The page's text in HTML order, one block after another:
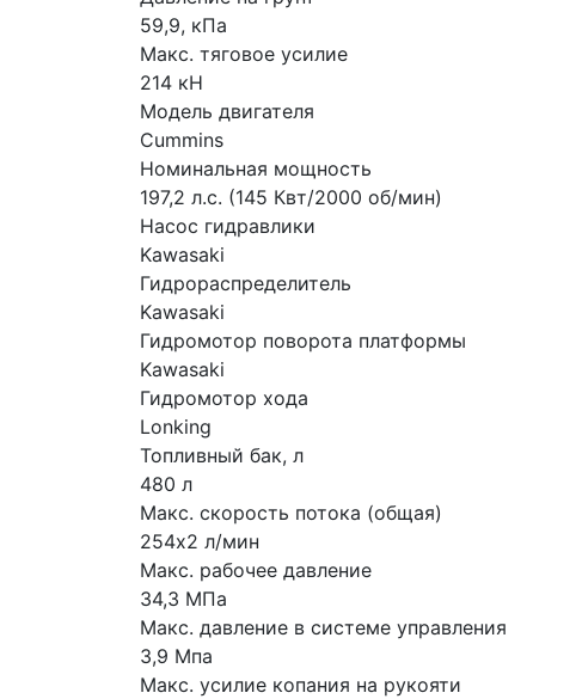
59,9, кПа
Макс. тяговое усилие
214 кН
Модель двигателя
Cummins
Номинальная мощность
197,2 л.с. (145 Квт/2000 об/мин)
Насос гидравлики
Kawasaki
Гидрораспределитель
Kawasaki
Гидромотор поворота платформы
Kawasaki
Гидромотор хода
Lonking
Топливный бак, л
480 л
Макс. скорость потока (общая)
254х2 л/мин
Макс. рабочее давление
34,3 МПа
Макс. давление в системе управления
3,9 Мпа
Макс. усилие копания на рукояти